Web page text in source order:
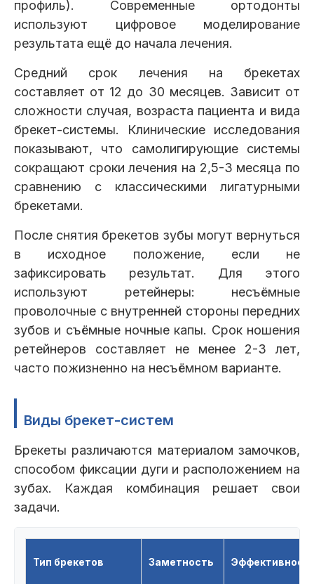
профиль). Современные ортодонты
используют цифровое моделирование
результата ещё до начала лечения.
Средний срок лечения на брекетах
составляет от 12 до 30 месяцев. Зависит от
сложности случая, возраста пациента и вида
брекет-системы. Клинические исследования
показывают, что самолигирующие системы
сокращают сроки лечения на 2,5-3 месяца по
сравнению с классическими лигатурными
брекетами.
После снятия брекетов зубы могут вернуться
в исходное положение, если не
зафиксировать результат. Для этого
используют ретейнеры: несъёмные
проволочные с внутренней стороны передних
зубов и съёмные ночные капы. Срок ношения
ретейнеров составляет не менее 2-3 лет,
часто пожизненно на несъёмном варианте.
Виды брекет-систем
Брекеты различаются материалом замочков,
способом фиксации дуги и расположением на
зубах. Каждая комбинация решает свои
задачи.
Тип брекетов Заметность